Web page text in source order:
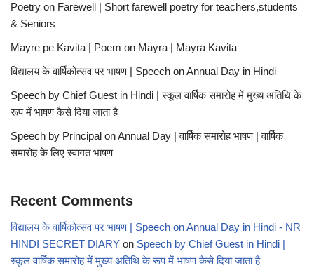
Poetry on Farewell | Short farewell poetry for teachers,students
& Seniors
Mayre pe Kavita | Poem on Mayra | Mayra Kavita
विद्यालय के वार्षिकोत्सव पर भाषण | Speech on Annual Day in Hindi
Speech by Chief Guest in Hindi | स्कूल वार्षिक समारोह में मुख्य अतिथि के
रूप में भाषण कैसे दिया जाता है
Speech by Principal on Annual Day | वार्षिक समारोह भाषण | वार्षिक
समारोह के लिए स्वागत भाषण
Recent Comments
विद्यालय के वार्षिकोत्सव पर भाषण | Speech on Annual Day in Hindi - NR
HINDI SECRET DIARY on Speech by Chief Guest in Hindi |
स्कूल वार्षिक समारोह में मुख्य अतिथि के रूप में भाषण कैसे दिया जाता है